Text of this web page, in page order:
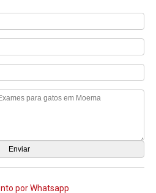
por Whatsapp